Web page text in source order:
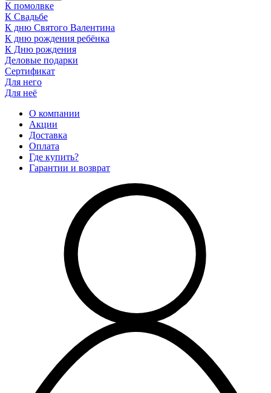
К помолвке
К Свадьбе
К дню Святого Валентина
К дню рождения ребёнка
К Дню рождения
Деловые подарки
Сертификат
Для него
Для неё
О компании
Акции
Доставка
Оплата
Где купить?
Гарантии и возврат